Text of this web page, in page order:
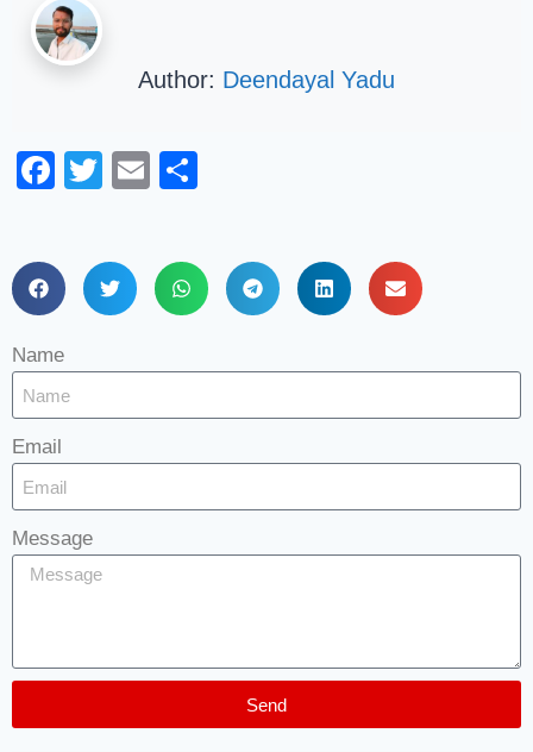
Author: Deendayal Yadu
Facebook
TwitterEmail
Name
Email
Message
Send